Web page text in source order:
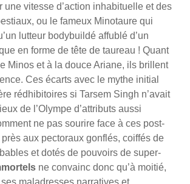
une vitesse d’action inhabituelle et des
ou le fameux Minotaure qui
lutteur bodybuildé affublé d’un
en forme de tête de taureau ! Quant
Minos et à la douce Ariane, ils brillent
Ces écarts avec le mythe initial
rédhibitoires si Tarsem Singh n’avait
de l’Olympe d’attributs aussi
ne pas sourire face à ces post-
aux pectoraux gonflés, coiffés de
et dotés de pouvoirs de super-
ne convainc donc qu’à moitié,
maladresses narratives et